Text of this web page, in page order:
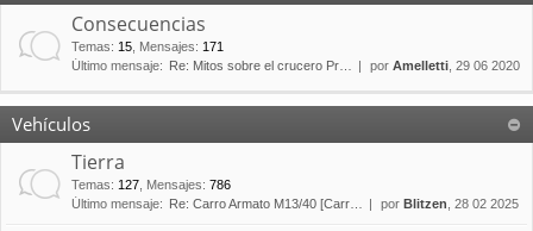
Consecuencias
Temas: 15 Mensajes: 171
Último mensaje:
Re: Mitos sobre el crucero Pr… por Amelletti , 29 06 2020
Vehículos
Tierra
Temas: 127 Mensajes: 786
Último mensaje:
Re: Carro Armato M13/40 [Carr… por Blitzen , 28 02 2025